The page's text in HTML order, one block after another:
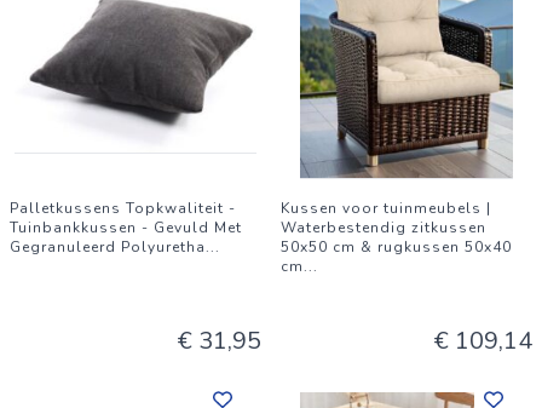
Palletkussens Topkwaliteit -
Tuinbankkussen - Gevuld Met
Gegranuleerd Polyuretha...
€ 31,95
Kussen voor tuinmeubels |
Waterbestendig zitkussen
50x50 cm & rugkussen 50x40
cm...
€ 109,14